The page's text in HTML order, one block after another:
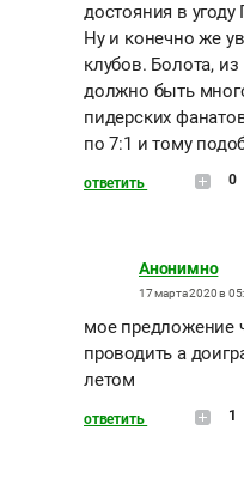
достояния в
Ну и конечно же
клубов. Болота,
должно быть
пидерских
по 7:1 и тому
ответить 0
Анонимно
17 марта 2020 в
мое предложение
проводить а
летом
ответить 1